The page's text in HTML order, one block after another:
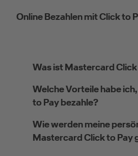
Online Bezahlen mit Click to
Was ist Mastercard
Welche Vorteile habe
to Pay bezahle?
Wie werden meine
Mastercard Click to Pay